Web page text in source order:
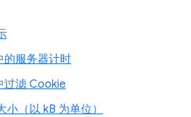
的服务器计时
过滤 Cookie
（以 kB 为单位）